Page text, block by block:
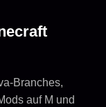
Branches,
auf M und